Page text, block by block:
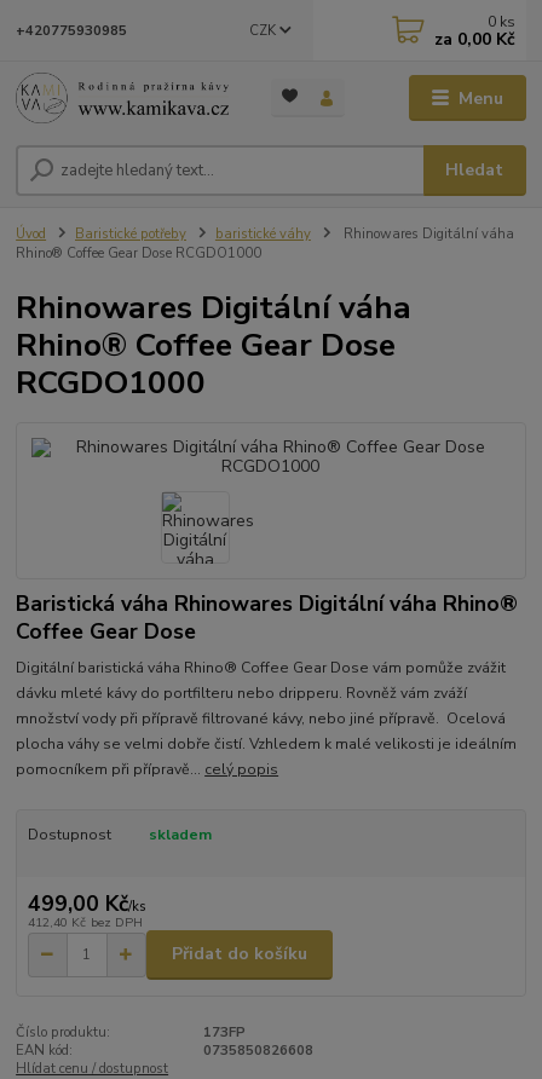
Menu
CZK
Hledat
+420775930985 0 ks
za 0,00 Kč
Úvod Baristické potřeby baristické váhy
Rhinowares Digitální váha
Rhino® Coffee Gear Dose RCGDO1000
Rhinowares Digitální váha
Rhino® Coffee Gear Dose
RCGDO1000
Baristická váha Rhinowares Digitální váha Rhino®
Coffee Gear Dose
Digitální baristická váha Rhino® Coffee Gear Dose vám pomůže zvážit
dávku mleté kávy do portfilteru nebo dripperu. Rovněž vám zváží
množství vody při přípravě filtrované kávy, nebo jiné přípravě. Ocelová
plocha váhy se velmi dobře čistí. Vzhledem k malé velikosti je ideálním
pomocníkem při přípravě... celý popis
Dostupnost skladem
499,00 Kč/ks
412,40 Kč bez DPH
Přidat do košíku
Číslo produktu:
173FP
EAN kód:
0735850826608
Hlídat cenu / dostupnost